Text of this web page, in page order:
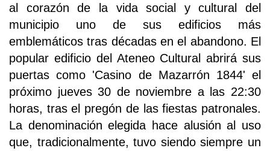
al corazón de la vida social y cultural del
municipio uno de sus edificios más
emblemáticos tras décadas en el abandono. El
popular edificio del Ateneo Cultural abrirá sus
puertas como 'Casino de Mazarrón 1844' el
próximo jueves 30 de noviembre a las 22:30
horas, tras el pregón de las fiestas patronales.
La denominación elegida hace alusión al uso
que, tradicionalmente, tuvo siendo siempre un